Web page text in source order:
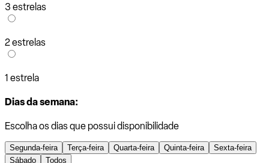
3 estrelas
2 estrelas
1 estrela
Dias da semana:
Escolha os dias que possui disponibilidade
Segunda-feira Terça-feira Quarta-feira Quinta-feira
Sexta-feira
Sábado
Todos